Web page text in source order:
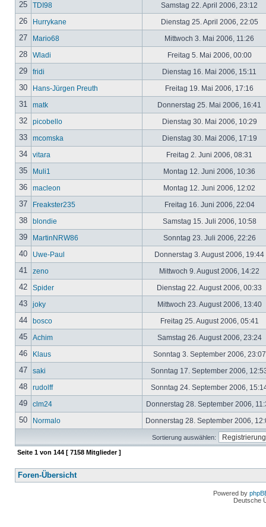
25 TDI98 Samstag 22. April 2006, 23:12
26 Hurrykane Dienstag 25. April 2006, 22:05
27 Mario68 Mittwoch 3. Mai 2006, 11:26
28 Wladi Freitag 5. Mai 2006, 00:00
29 fridi Dienstag 16. Mai 2006, 15:11
30 Hans-Jürgen Preuth Freitag 19. Mai 2006, 17:16
31 matk Donnerstag 25. Mai 2006, 16:41
32 picobello Dienstag 30. Mai 2006, 10:29
33 mcomska Dienstag 30. Mai 2006, 17:19
34 vitara Freitag 2. Juni 2006, 08:31
35 Muli1 Montag 12. Juni 2006, 10:36
36 macleon Montag 12. Juni 2006, 12:02
37 Freakster235 Freitag 16. Juni 2006, 22:04
38 blondie Samstag 15. Juli 2006, 10:58
39 MartinNRW86 Sonntag 23. Juli 2006, 22:26
40 Uwe-Paul Donnerstag 3. August 2006, 19:44
41 zeno Mittwoch 9. August 2006, 14:22
42 Spider Dienstag 22. August 2006, 00:33
43 joky Mittwoch 23. August 2006, 13:40
44 bosco Freitag 25. August 2006, 05:41
45 Achim Samstag 26. August 2006, 23:24
46 Klaus Sonntag 3. September 2006,
47 saki Sonntag 17. September 2006,
48 rudolff Sonntag 24. September 2006,
49 clm24 Donnerstag 28. September 2006,
50 Normalo Donnerstag 28. September 2006,
Sortierung auswählen:
Seite 1 von 144 [ 7158 Mitglieder ]
Foren-Übersicht
Powered by
Deutsche